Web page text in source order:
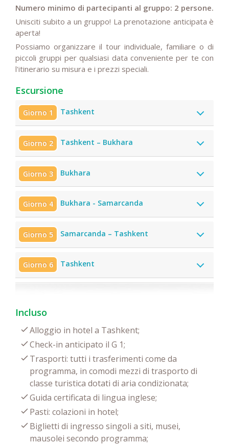
Numero minimo di partecipanti al gruppo: 2 persone.
Unisciti subito a un gruppo! La prenotazione anticipata è
aperta!
Possiamo organizzare il tour individuale, familiare o di
piccoli gruppi per qualsiasi data conveniente per te con
l'itinerario su misura e i prezzi speciali.
Escursione
Giorno 1 Tashkent
Giorno 2 Tashkent – Bukhara
Giorno 3 Bukhara
Giorno 4 Bukhara - Samarcanda
Giorno 5 Samarcanda – Tashkent
Giorno 6 Tashkent
Incluso
Alloggio in hotel a Tashkent;
Check-in anticipato il G 1;
Trasporti: tutti i trasferimenti come da
programma, in comodi mezzi di trasporto di
classe turistica dotati di aria condizionata;
Guida certificata di lingua inglese;
Pasti: colazioni in hotel;
Biglietti di ingresso singoli a siti, musei,
mausolei secondo programma;